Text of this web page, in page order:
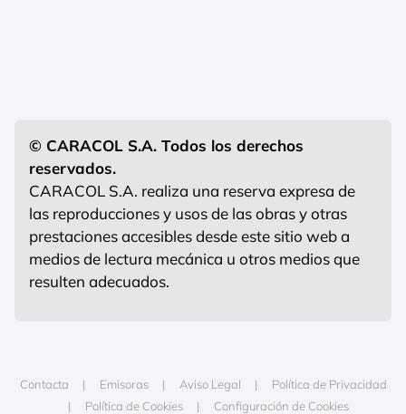
© CARACOL S.A. Todos los derechos
reservados.
CARACOL S.A. realiza una reserva expresa de
las reproducciones y usos de las obras y otras
prestaciones accesibles desde este sitio web a
medios de lectura mecánica u otros medios que
resulten adecuados.
Contacta Emisoras Aviso Legal
Política de Privacidad
Política de Cookies
Configuración de Cookies